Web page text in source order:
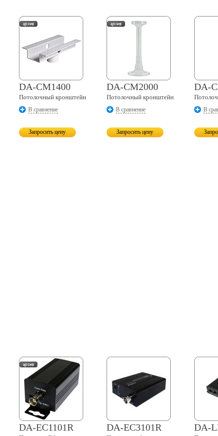
DA-CM1400
Потолочный кронштейн
В сравнение
Запросить цену
DA-CM2000
Потолочный кронштейн
В сравнение
Запросить цену
DA-
В
DA-EC1101R DA-EC3101R DA-